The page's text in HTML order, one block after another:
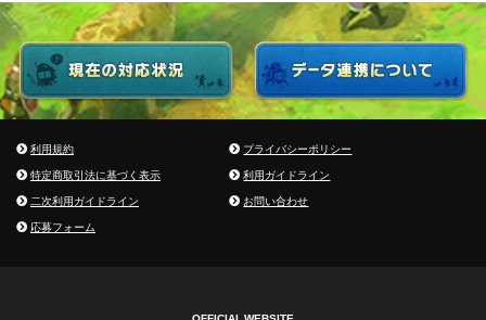
利用規約
プライバシーポリシー
特定商取引法に基づく表示
利用ガイドライン
二次利用ガイドライン
お問い合わせ
応募フォーム